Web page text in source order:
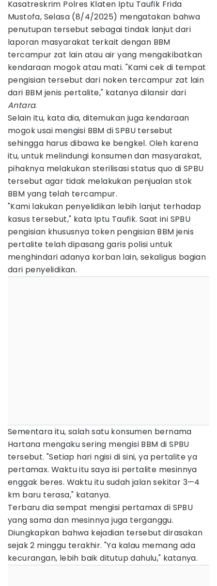
Kasatreskrim Polres Klaten Iptu Taufik Frida
Mustofa, Selasa (8/4/2025) mengatakan bahwa
penutupan tersebut sebagai tindak lanjut dari
laporan masyarakat terkait dengan BBM
tercampur zat lain atau air yang mengakibatkan
kendaraan mogok atau mati. "Kami cek di tempat
pengisian tersebut dari noken tercampur zat lain
dari BBM jenis pertalite," katanya dilansir dari
Antara.
Selain itu, kata dia, ditemukan juga kendaraan
mogok usai mengisi BBM di SPBU tersebut
sehingga harus dibawa ke bengkel. Oleh karena
itu, untuk melindungi konsumen dan masyarakat,
pihaknya melakukan sterilisasi status quo di SPBU
tersebut agar tidak melakukan penjualan stok
BBM yang telah tercampur.
"Kami lakukan penyelidikan lebih lanjut terhadap
kasus tersebut," kata Iptu Taufik. Saat ini SPBU
pengisian khususnya token pengisian BBM jenis
pertalite telah dipasang garis polisi untuk
menghindari adanya korban lain, sekaligus bagian
dari penyelidikan.
Sementara itu, salah satu konsumen bernama
Hartana mengaku sering mengisi BBM di SPBU
tersebut. "Setiap hari ngisi di sini, ya pertalite ya
pertamax. Waktu itu saya isi pertalite mesinnya
enggak beres. Waktu itu sudah jalan sekitar 3—4
km baru terasa," katanya.
Terbaru dia sempat mengisi pertamax di SPBU
yang sama dan mesinnya juga terganggu.
Diungkapkan bahwa kejadian tersebut dirasakan
sejak 2 minggu terakhir. "Ya kalau memang ada
kecurangan, lebih baik ditutup dahulu," katanya.